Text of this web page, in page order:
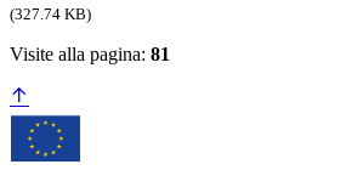
(327.74 KB)
Visite alla pagina: 81